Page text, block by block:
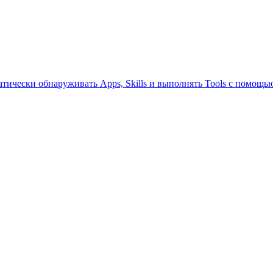
обнаруживать Apps, Skills и выполнять Tools с